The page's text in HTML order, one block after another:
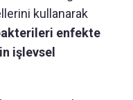
kullanarak
enfekte
işlevsel